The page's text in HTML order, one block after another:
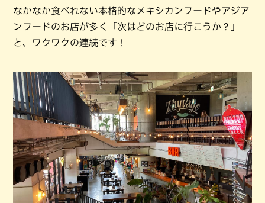
なかなか食べれない本格的なメキシカンフードやアジア
ンフードのお店が多く「次はどのお店に行こうか？」
と、ワクワクの連続です！